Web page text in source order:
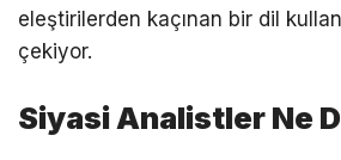
eleştirilerden kaçınan bir dil
çekiyor.
Siyasi Analistler Ne